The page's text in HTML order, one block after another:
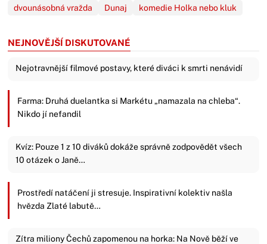
dvounásobná vražda
Dunaj komedie Holka nebo kluk
NEJNOVĚJŠÍ DISKUTOVANÉ
Nejotravnější filmové postavy, které diváci k smrti nenávidí
Farma: Druhá duelantka si Markétu „namazala na chleba“.
Nikdo jí nefandil
Kvíz: Pouze 1 z 10 diváků dokáže správně zodpovědět všech
10 otázek o Janě…
Prostředí natáčení ji stresuje. Inspirativní kolektiv našla
hvězda Zlaté labutě…
Zítra miliony Čechů zapomenou na horka: Na Nově běží ve